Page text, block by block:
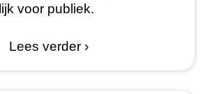
voor publiek.
Lees verder ›